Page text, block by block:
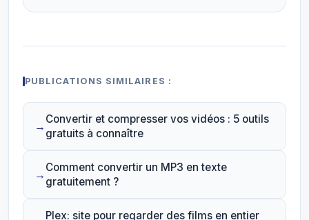
PUBLICATIONS SIMILAIRES :
Convertir et compresser vos vidéos : 5 outils
gratuits à connaître
Comment convertir un MP3 en texte
gratuitement ?
Plex: site pour regarder des films en entier